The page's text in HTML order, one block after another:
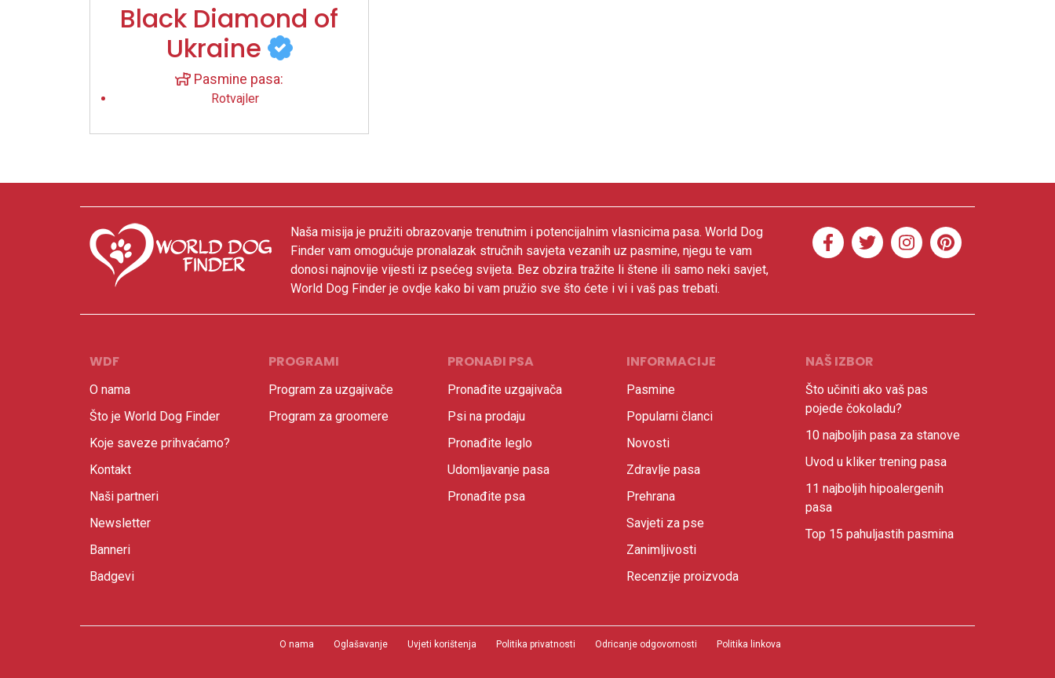
Black Diamond of
Ukraine
Pasmine pasa:
Rotvajler
Naša misija je pružiti obrazovanje trenutnim i potencijalnim vlasnicima pasa. World Dog
Finder vam omogućuje pronalazak stručnih savjeta vezanih uz pasmine, njegu te vam
donosi najnovije vijesti iz psećeg svijeta. Bez obzira tražite li štene ili samo neki savjet,
World Dog Finder je ovdje kako bi vam pružio sve što ćete i vi i vaš pas trebati.
WDF
O nama
Što je World Dog Finder
Koje saveze prihvaćamo?
Kontakt
Naši partneri
Newsletter
Banneri
Badgevi
PROGRAMI
Program za uzgajivače
Program za groomere
PRONAĐI PSA
Pronađite uzgajivača
Psi na prodaju
Pronađite leglo
Udomljavanje pasa
Pronađite psa
INFORMACIJE
Pasmine
Popularni članci
Novosti
Zdravlje pasa
Prehrana
Savjeti za pse
Zanimljivosti
Recenzije proizvoda
NAŠ IZBOR
Što učiniti ako vaš pas
pojede čokoladu?
10 najboljih pasa za stanove
Uvod u kliker trening pasa
11 najboljih hipoalergenih
pasa
Top 15 pahuljastih pasmina
O nama Oglašavanje Uvjeti korištenja Politika privatnosti Odricanje odgovornosti Politika linkova